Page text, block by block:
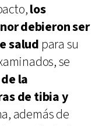
los
debieron ser
salud para su
se
la
de tibia y
además de